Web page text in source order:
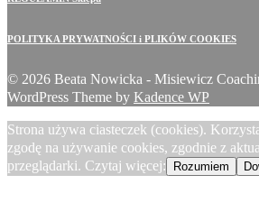
POLITYKA PRYWATNOŚCI i PLIKÓW COOKIES
© 2026 Beata Nowicka - Misiewicz
WordPress Theme by Kadence WP
Strona używa ciasteczek (cookies).
zgodę na używanie cookies, zgodnie z
przeglądarki. Czytaj więcej:
Rozumiem